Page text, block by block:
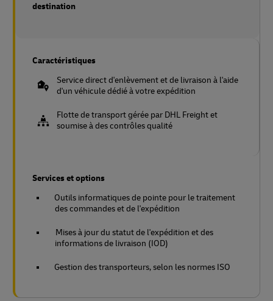
destination
Caractéristiques
Service direct d'enlèvement et de livraison à l'aide
d'un véhicule dédié à votre expédition
Flotte de transport gérée par DHL Freight et
soumise à des contrôles qualité
Services et options
Outils informatiques de pointe pour le traitement
des commandes et de l'expédition
Mises à jour du statut de l'expédition et des
informations de livraison (IOD)
Gestion des transporteurs, selon les normes ISO